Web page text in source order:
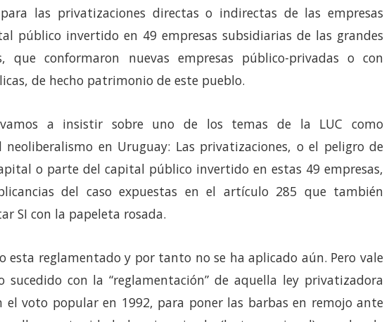
las privatizaciones directas o indirectas de las empresas
público invertido en 49 empresas subsidiarias de las grandes
que conformaron nuevas empresas público-privadas o con
de hecho patrimonio de este pueblo.
a insistir sobre uno de los temas de la LUC como
en Uruguay: Las privatizaciones, o el peligro de
o parte del capital público invertido en estas 49 empresas,
del caso expuestas en el artículo 285 que también
SI con la papeleta rosada.
esta reglamentado y por tanto no se ha aplicado aún. Pero vale
sucedido con la “reglamentación” de aquella ley privatizadora
el voto popular en 1992, para poner las barbas en remojo ante